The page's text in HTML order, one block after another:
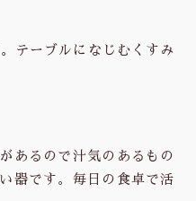
テーブルになじむくすみ
あるので汁気のあるもの
器です。毎日の食卓で活